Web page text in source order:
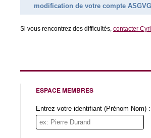
modification de votre compte ASGVG
Prénom (obligatoire)
Message (obligatoire)
Si vous rencontrez des difficultés, contacter
ESPACE MEMBRES
Entrez votre identifiant (Prénom Nom) :